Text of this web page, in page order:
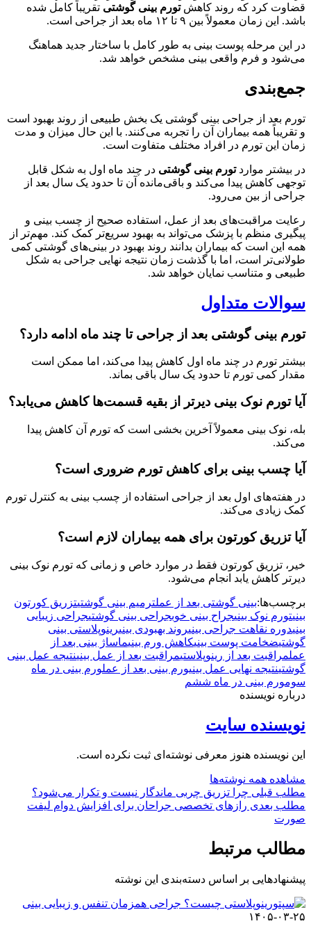
قضاوت کرد که روند کاهشتورم بینی گوشتی تقریباً کامل شده
باشد. این زمان معمولاً بین ۹ تا ۱۲ ماه بعد از جراحی است.
در این مرحله پوست بینی به طور کامل با ساختار جدید هماهنگ
می‌شود و فرم واقعی بینی مشخص خواهد شد.
جمع‌بندی
تورم بعد از جراحی بینی گوشتی یک بخش طبیعی از روند بهبود است
و تقریباً همه بیماران آن را تجربه می‌کنند. با این حال میزان و مدت
زمان این تورم در افراد مختلف متفاوت است.
در بیشتر مواردتورم بینی گوشتی در چند ماه اول به شکل قابل
توجهی کاهش پیدا می‌کند و باقی‌مانده آن تا حدود یک سال بعد از
جراحی از بین می‌رود.
رعایت مراقبت‌های بعد از عمل، استفاده صحیح از چسب بینی و
پیگیری منظم با پزشک می‌تواند به بهبود سریع‌تر کمک کند. مهم‌تر از
همه این است که بیماران بدانند روند بهبود در بینی‌های گوشتی کمی
طولانی‌تر است، اما با گذشت زمان نتیجه نهایی جراحی به شکل
طبیعی و متناسب نمایان خواهد شد.
سوالات متداول
تورم بینی گوشتی بعد از جراحی تا چند ماه ادامه دارد؟
بیشتر تورم در چند ماه اول کاهش پیدا می‌کند، اما ممکن است
مقدار کمی تورم تا حدود یک سال باقی بماند.
آیا تورم نوک بینی دیرتر از بقیه قسمت‌ها کاهش می‌یابد؟
بله، نوک بینی معمولاً آخرین بخشی است که تورم آن کاهش پیدا
می‌کند.
آیا چسب بینی برای کاهش تورم ضروری است؟
در هفته‌های اول بعد از جراحی استفاده از چسب بینی به کنترل تورم
کمک زیادی می‌کند.
آیا تزریق کورتون برای همه بیماران لازم است؟
خیر، تزریق کورتون فقط در موارد خاص و زمانی که تورم نوک بینی
دیرتر کاهش یابد انجام می‌شود.
برچسب‌ها:بینی گوشتی بعد از عملترمیم بینی گوشتیتزریق کورتون
بینیتورم نوک بینیجراح بینی خوبجراحی بینی گوشتیجراحی زیبایی
بینیدوره نقاهت جراحی بینیروند بهبودی بینیرینوپلاستی بینی
گوشتیضخامت پوست بینیکاهش ورم بینیماساژ بینی بعد از
عملمراقبت بعد از رینوپلاستیمراقبت بعد از عمل بینینتیجه عمل بینی
گوشتینتیجه نهایی عمل بینیورم بینی بعد از عملورم بینی در ماه
سومورم بینی در ماه ششم
درباره نویسنده
نویسنده سایت
این نویسنده هنوز معرفی نوشته‌ای ثبت نکرده است.
مشاهده همه نوشته‌ها
مطلب قبلی چرا تزریق چربی ماندگار نیست و تکرار می‌شود؟
مطلب بعدی رازهای تخصصی جراحان برای افزایش دوام لیفت
صورت
مطالب مرتبط
پیشنهادهایی بر اساس دسته‌بندی این نوشته
۱۴۰۵-۰۳-۲۵